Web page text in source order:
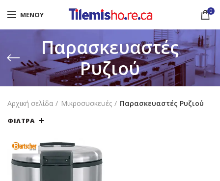
ΜΕΝΟΎ 0
Παρασκευαστές
Ρυζιού
Αρχική σελίδα Μικροσυσκευές Παρασκευαστές Ρυζιού
ΦΊΛΤΡΑ